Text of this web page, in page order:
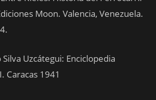
Moon. Valencia, Venezuela.
Uzcátegui: Enciclopedia
Caracas 1941